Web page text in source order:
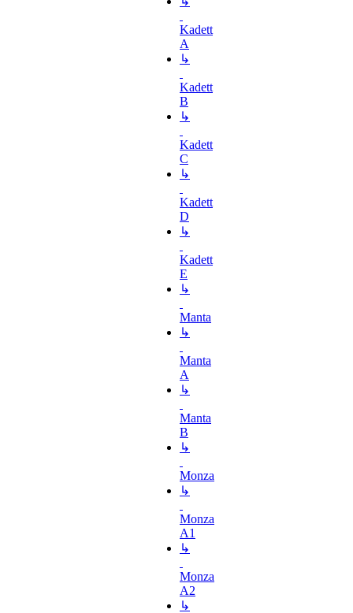
Kadett
A
↳
Kadett
B
↳
Kadett
C
↳
Kadett
D
↳
Kadett
E
↳
Manta
↳
Manta
A
↳
Manta
B
↳
Monza
↳
Monza
A1
↳
Monza
A2
↳